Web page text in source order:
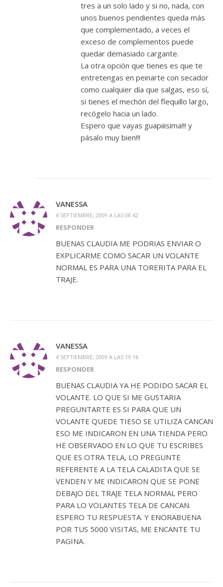
tres a un solo lado y si no, nada, con
unos buenos pendientes queda más
que complementado, a veces el
exceso de complementos puede
quedar demasiado cargante.
La otra opción que tienes es que te
entretengas en peinarte con secador
como cualquier día que salgas, eso sí,
si tienes el mechón del flequillo largo,
recógelo hacia un lado.
Espero que vayas guapiiisima!!! y
pásalo muy bien!!!
VANESSA
4 SEPTIEMBRE, 2009 A LAS 08:42
RESPONDER
BUENAS CLAUDIA ME PODRIAS ENVIAR O
EXPLICARME COMO SACAR UN VOLANTE
NORMAL ES PARA UNA TORERITA PARA EL
TRAJE.
VANESSA
4 SEPTIEMBRE, 2009 A LAS 19:16
RESPONDER
BUENAS CLAUDIA YA HE PODIDO SACAR EL
VOLANTE. LO QUE SI ME GUSTARIA
PREGUNTARTE ES SI PARA QUE UN
VOLANTE QUEDE TIESO SE UTILIZA CANCAN
ESO ME INDICARON EN UNA TIENDA PERO
HE OBSERVADO EN LO QUE TU ESCRIBES
QUE ES OTRA TELA, LO PREGUNTE
REFERENTE A LA TELA CALADITA QUE SE
VENDEN Y ME INDICARON QUE SE PONE
DEBAJO DEL TRAJE TELA NORMAL PERO
PARA LO VOLANTES TELA DE CANCAN.
ESPERO TU RESPUESTA. Y ENORABUENA
POR TUS 5000 VISITAS, ME ENCANTE TU
PAGINA.